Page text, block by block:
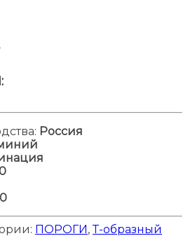
Россия
ПОРОГИ,Т-образный